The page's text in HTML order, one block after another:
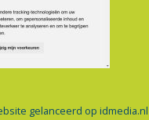
gelanceerd op